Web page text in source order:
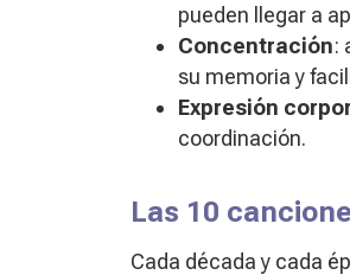
pueden llegar a
Concentración:
su memoria y
Expresión
coordinación.
Las 10
Cada década y cada